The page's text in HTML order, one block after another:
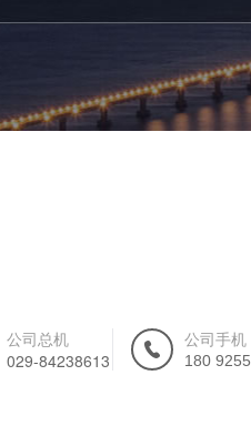
公司总机
029-84238613
公司手机
180